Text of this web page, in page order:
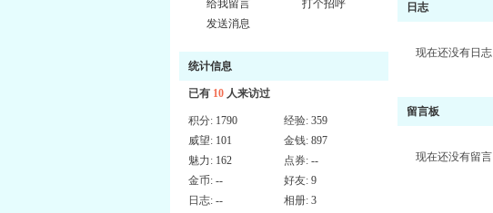
给我留言
打个招呼
发送消息
统计信息
已有 10 人来访过
积分: 1790 经验: 359
威望: 101 金钱: 897
魅力: 162 点券: --
金币: -- 好友: 9
日志: -- 相册: 3
日志
现在还没有日志
留言板
现在还没有留言